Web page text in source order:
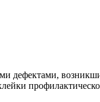
дефектами,